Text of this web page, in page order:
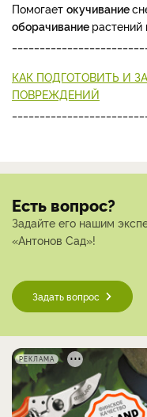
Помогает окучивание
оборачивание
КАК ПОДГОТОВИТЬ И
ПОВРЕЖДЕНИЙ
Есть вопрос?
Задайте его нашим
«Антонов Сад»!
Задать вопрос
РЕКЛАМА